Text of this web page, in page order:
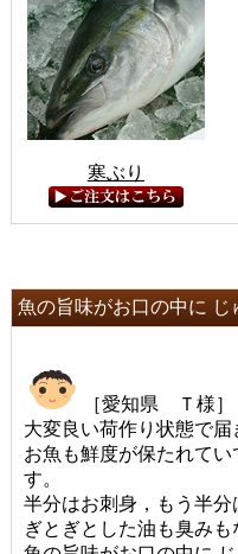
寒ぶり
魚の旨味がお口の中に じ
［愛知県 Ｔ様］
大変良い荷作り状態で届
お魚も鮮度が保たれて
す。
半分はお刺身，もう半分
ぎとぎとした油も臭みも